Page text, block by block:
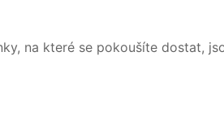
na které se pokoušíte dostat,